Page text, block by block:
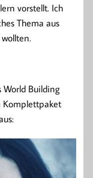
vorstellt. Ich
Thema aus
World Building
Komplettpaket